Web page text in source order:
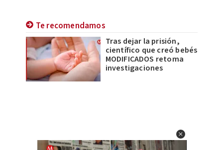
Te recomendamos
Tras dejar la prisión,
científico que creó bebés
MODIFICADOS retoma
investigaciones